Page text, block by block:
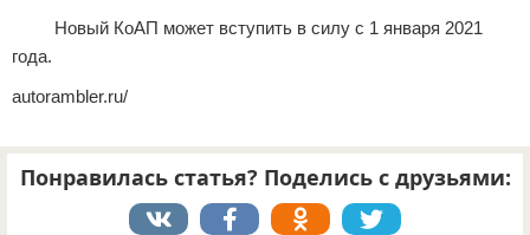
Новый КоАП может вступить в силу с 1 января 2021
года.
autorambler.ru/
Понравилась статья? Поделись с друзьями: